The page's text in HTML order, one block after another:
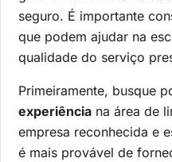
seguro. É importante
que podem ajudar na
qualidade do serviço
Primeiramente, busque
experiência na área de
empresa reconhecida e
é mais provável de